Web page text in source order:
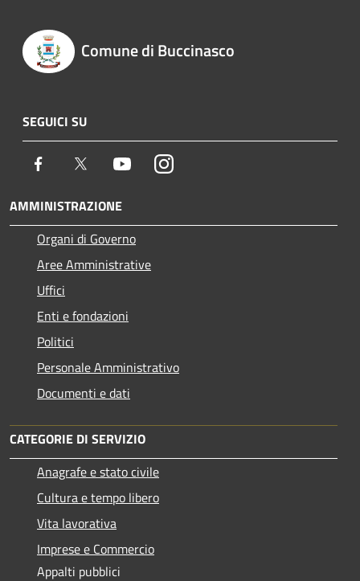
Comune di Buccinasco
SEGUICI SU
Facebook Twitter YoutubeInstagram
AMMINISTRAZIONE
Organi di Governo
Aree Amministrative
Uffici
Enti e fondazioni
Politici
Personale Amministrativo
Documenti e dati
CATEGORIE DI SERVIZIO
Anagrafe e stato civile
Cultura e tempo libero
Vita lavorativa
Imprese e Commercio
Appalti pubblici